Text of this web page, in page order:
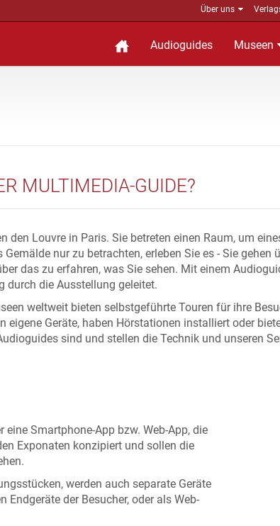
Über uns
Audioguides Museen
MULTIMEDIA-GUIDE?
den Louvre in Paris. Sie betreten einen Raum, um
nur zu betrachten, erleben Sie es - Sie gehen
das zu erfahren, was Sie sehen. Mit einem
durch die Ausstellung geleitet.
weltweit bieten selbstgeführte Touren für ihre
eigene Geräte, haben Hörstationen installiert oder
sind und stellen die Technik und unseren
eine Smartphone-App bzw. Web-App, die
Exponaten konzipiert und sollen die
werden auch separate Geräte
der Besucher, oder als Web-